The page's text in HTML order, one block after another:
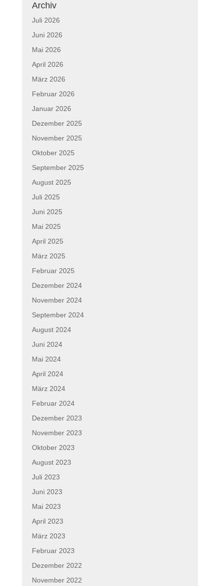
Archiv
Juli 2026
Juni 2026
Mai 2026
April 2026
März 2026
Februar 2026
Januar 2026
Dezember 2025
November 2025
Oktober 2025
September 2025
August 2025
Juli 2025
Juni 2025
Mai 2025
April 2025
März 2025
Februar 2025
Dezember 2024
November 2024
September 2024
August 2024
Juni 2024
Mai 2024
April 2024
März 2024
Februar 2024
Dezember 2023
November 2023
Oktober 2023
August 2023
Juli 2023
Juni 2023
Mai 2023
April 2023
März 2023
Februar 2023
Dezember 2022
November 2022